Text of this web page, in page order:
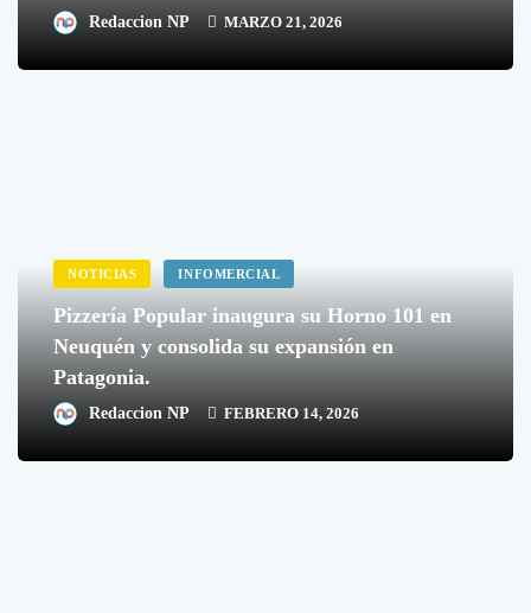
Redaccion NP MARZO 21, 2026
NOTICIAS INFOMERCIAL
Pizzería Popular inaugura su Horno 101 en
Neuquén y consolida su expansión en
Patagonia.
Redaccion NP FEBRERO 14, 2026